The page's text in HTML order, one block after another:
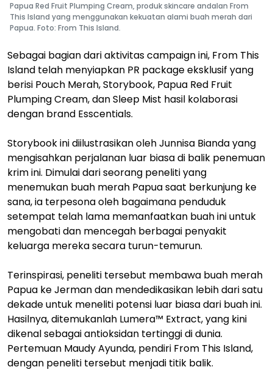
Papua Red Fruit Plumping Cream, produk skincare andalan From
This Island yang menggunakan kekuatan alami buah merah dari
Papua. Foto: From This Island.
Sebagai bagian dari aktivitas campaign ini, From This
Island telah menyiapkan PR package eksklusif yang
berisi Pouch Merah, Storybook, Papua Red Fruit
Plumping Cream, dan Sleep Mist hasil kolaborasi
dengan brand Esscentials.
Storybook ini diilustrasikan oleh Junnisa Bianda yang
mengisahkan perjalanan luar biasa di balik penemuan
krim ini. Dimulai dari seorang peneliti yang
menemukan buah merah Papua saat berkunjung ke
sana, ia terpesona oleh bagaimana penduduk
setempat telah lama memanfaatkan buah ini untuk
mengobati dan mencegah berbagai penyakit
keluarga mereka secara turun-temurun.
Terinspirasi, peneliti tersebut membawa buah merah
Papua ke Jerman dan mendedikasikan lebih dari satu
dekade untuk meneliti potensi luar biasa dari buah ini.
Hasilnya, ditemukanlah Lumera™ Extract, yang kini
dikenal sebagai antioksidan tertinggi di dunia.
Pertemuan Maudy Ayunda, pendiri From This Island,
dengan peneliti tersebut menjadi titik balik.